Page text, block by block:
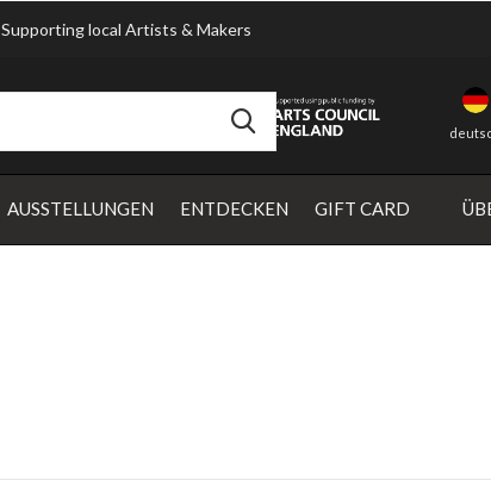
AUSSTELLUNGEN ENTDECKEN GIFT CARD
Supporting local Artists & Makers